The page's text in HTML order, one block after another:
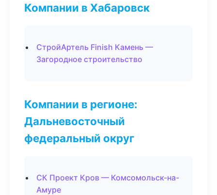
Компании в Хабаровск
СтройАртель Finish Камень —
Загородное строительство
Компании в регионе:
Дальневосточный
федеральный округ
СК Проект Кров — Комсомольск-на-
Амуре